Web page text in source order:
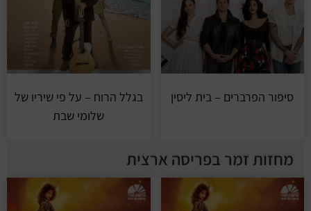
סיפור הפרברים – בית ליסין
בגלל הרוח – על פי שיריו של
שלומי שבת
מחזות זמר בפריסה ארצית